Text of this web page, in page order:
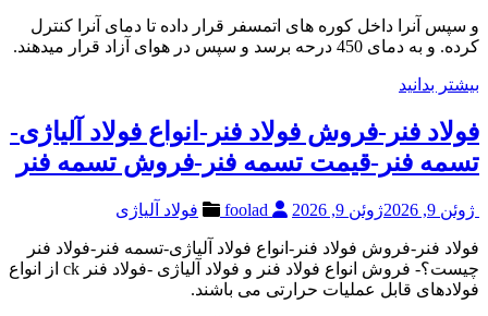
و سپس آنرا داخل کوره های اتمسفر قرار داده تا دمای آنرا کنترل
کرده. و به دمای 450 درحه برسد و سپس در هوای آزاد قرار میدهند.
بیشتر بدانید
فولاد فنر-فروش فولاد فنر-انواع فولاد آلیاژی-
تسمه فنر-قیمت تسمه فنر-فروش تسمه فنر
ژوئن 9, 2026 ژوئن 9, 2026 فولاد آلیاژی
فولاد فنر-فروش فولاد فنر-انواع فولاد آلیاژی-تسمه فنر-فولاد فنر
چیست؟- فروش انواع فولاد فنر و فولاد آلیاژی -فولاد فنر ck از انواع
فولادهای قابل عملیات حرارتی می باشند.